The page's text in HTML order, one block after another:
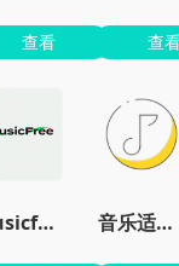
查看 查
musicfree官网最新版 音乐适配app免费版